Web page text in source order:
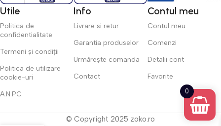
Utile
Politica de
confidentialitate
Termeni și condiții
Politica de utilizare
cookie-uri
A.N.P.C.
Info
Livrare si retur
Garantia produselor
Urmărește comanda
Contact
Contul meu
Contul meu
Comenzi
Detalii cont
Favorite
© Copyright 2025 zoko.ro
0